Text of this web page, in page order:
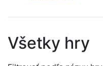
Všetky hry